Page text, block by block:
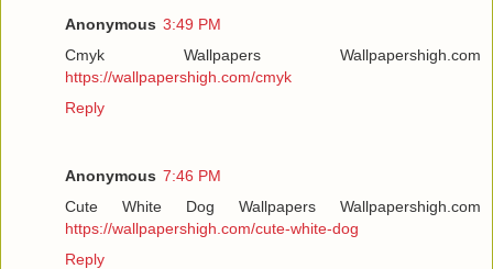
Anonymous 3:49 PM
Cmyk Wallpapers Wallpapershigh.com
https://wallpapershigh.com/cmyk
Reply
Anonymous 7:46 PM
Cute White Dog Wallpapers Wallpapershigh.com
https://wallpapershigh.com/cute-white-dog
Reply